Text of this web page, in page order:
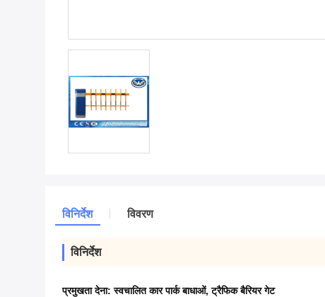
विनिर्देश विवरण
विनिर्देश
प्रमुखता देना:स्वचालित कार पार्क बाधाओं,ट्रैफिक बैरियर गेट